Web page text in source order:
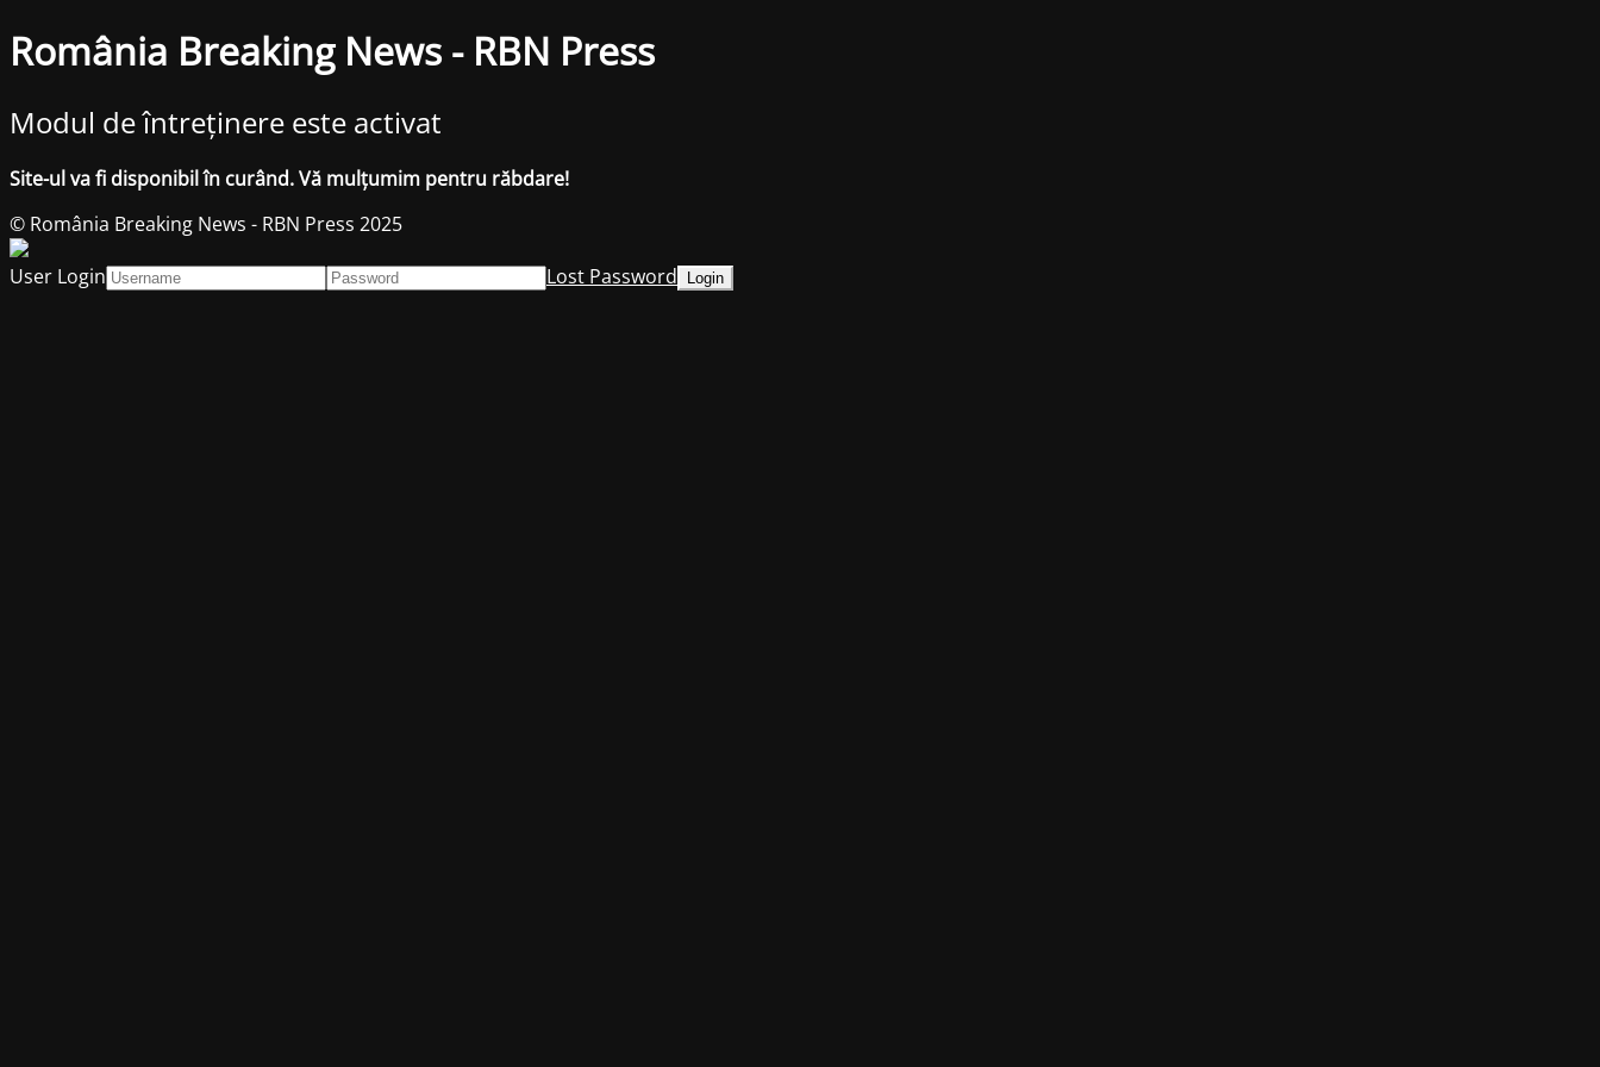
România Breaking News - RBN Press
Modul de întreținere este activat
Site-ul va fi disponibil în curând. Vă mulțumim pentru răbdare!
© România Breaking News - RBN Press 2025
User Login
Lost Password